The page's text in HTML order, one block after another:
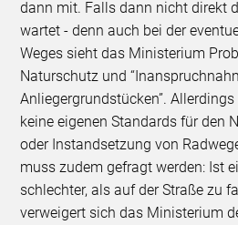
dann mit. Falls dann nicht direkt
wartet - denn auch bei der
Weges sieht das Ministerium
Naturschutz und
Anliegergrundstücken”.
keine eigenen Standards für den
oder Instandsetzung von
muss zudem gefragt werden: Ist
schlechter, als auf der Straße zu
verweigert sich das Ministerium